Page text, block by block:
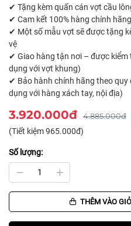
✔ Tặng kèm quấn cán vợt cầu
✔ Cam kết 100% hàng chính
✔ Một số mẫu vợt sẽ được tặng
vệ
✔ Giao hàng tận nơi – được
dụng với vợt khung)
✔ Bảo hành chính hãng theo
dụng với hàng xách tay, nội địa)
3.920.000đ 4.885.000đ
(Tiết kiệm 965.000đ)
Số lượng:
THÊM VÀO GIỎ